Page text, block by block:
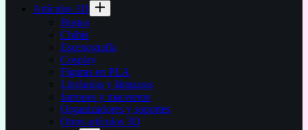
Artículos 3D
Bustos
Chibis
Escenografía
Cosplay
Figuras en PLA
Litofanías y lámparas
Jarrones y maceteros
Organizadores y soportes
Otros artículos 3D